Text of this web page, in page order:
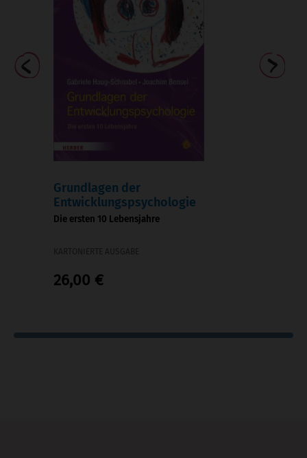
Grundlagen der
Entwicklungspsychologie
-
Die ersten 10 Lebensjahre
26,00 €